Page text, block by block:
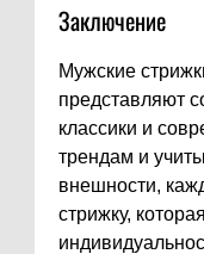
Заключение
Мужские
представляют
классики и
трендам и
внешности,
стрижку,